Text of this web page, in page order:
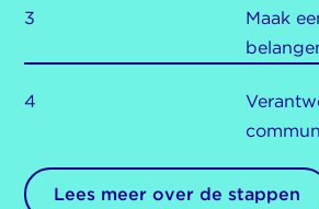
3
Maak
4
Lees meer over de stappen